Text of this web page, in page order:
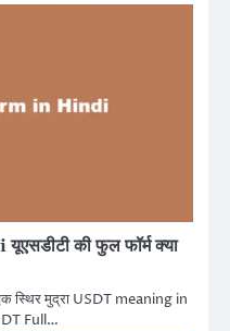
की फुल फॉर्म क्या
स्थिर मुद्रा USDT meaning in
Full…